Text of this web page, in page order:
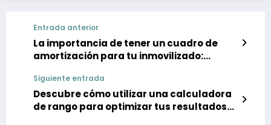
Entrada anterior
La importancia de tener un cuadro de
amortización para tu inmovilizado:
activos?
Siguiente entrada
Descubre cómo utilizar una calculadora
de rango para optimizar tus resultados